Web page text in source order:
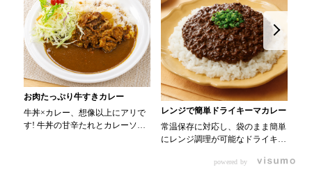
お肉たっぷり牛すきカレー
牛丼×カレー、想像以上にアリで
す! 牛丼の甘辛たれとカレーソー
レンジで簡単ドライキーマカレー
常温保存に対応し、袋のまま簡単
にレンジ調理が可能なドライキー
お店のオリジナルメニューにアレ
powered by